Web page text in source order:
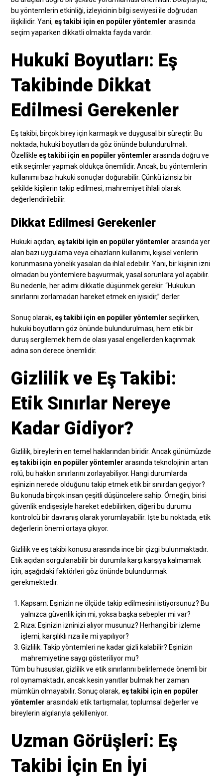
bu yöntemlerin etkinliği, izleyicinin bilgi seviyesi ile doğrudan
ilişkilidir. Yani, eş takibi için en popüler yöntemler arasında
seçim yaparken dikkatli olmakta fayda vardır.
Hukuki Boyutları: Eş
Takibinde Dikkat
Edilmesi Gerekenler
Eş takibi, birçok birey için karmaşık ve duygusal bir süreçtir. Bu
noktada, hukuki boyutları da göz önünde bulundurulmalı.
Özellikle eş takibi için en popüler yöntemler arasında doğru ve
etik seçimler yapmak oldukça önemlidir. Ancak, bu yöntemlerin
kullanımı bazı hukuki sonuçlar doğurabilir. Çünkü izinsiz bir
şekilde kişilerin takip edilmesi, mahremiyet ihlali olarak
değerlendirilebilir.
Dikkat Edilmesi Gerekenler
Hukuki açıdan, eş takibi için en popüler yöntemler arasında yer
alan bazı uygulama veya cihazların kullanımı, kişisel verilerin
korunmasına yönelik yasaları da ihlal edebilir. Yani, bir kişinin izni
olmadan bu yöntemlere başvurmak, yasal sorunlara yol açabilir.
Bu nedenle, her adımı dikkatle düşünmek gerekir. “Hukukun
sınırlarını zorlamadan hareket etmek en iyisidir,” derler.
Sonuç olarak, eş takibi için en popüler yöntemler seçilirken,
hukuki boyutların göz önünde bulundurulması, hem etik bir
duruş sergilemek hem de olası yasal engellerden kaçınmak
adına son derece önemlidir.
Gizlilik ve Eş Takibi:
Etik Sınırlar Nereye
Kadar Gidiyor?
Gizlilik, bireylerin en temel haklarından biridir. Ancak günümüzde
eş takibi için en popüler yöntemler arasında teknolojinin artan
rolü, bu hakkın sınırlarını zorlayabiliyor. Hangi durumlarda
eşinizin nerede olduğunu takip etmek etik bir sınırdan geçiyor?
Bu konuda birçok insan çeşitli düşüncelere sahip. Örneğin, birisi
güvenlik endişesiyle hareket edebilirken, diğeri bu durumu
kontrolcü bir davranış olarak yorumlayabilir. İşte bu noktada, etik
değerlerin önemi ortaya çıkıyor.
Gizlilik ve eş takibi konusu arasında ince bir çizgi bulunmaktadır.
Etik açıdan sorgulanabilir bir durumla karşı karşıya kalmamak
için, aşağıdaki faktörleri göz önünde bulundurmak
gerekmektedir:
Kapsam: Eşinizin ne ölçüde takip edilmesini istiyorsunuz? Bu
yalnızca güvenlik için mi, yoksa başka sebepler mi var?
Rıza: Eşinizin izninizi alıyor musunuz? Herhangi bir izleme
işlemi, karşılıklı rıza ile mi yapılıyor?
Gizlilik: Takip yöntemleri ne kadar gizli kalabilir? Eşinizin
mahremiyetine saygı gösteriliyor mu?
Tüm bu hususlar, gizlilik ve etik sınırlarını belirlemede önemli bir
rol oynamaktadır, ancak kesin yanıtlar bulmak her zaman
mümkün olmayabilir. Sonuç olarak, eş takibi için en popüler
yöntemler arasındaki etik tartışmalar, toplumsal değerler ve
bireylerin algılarıyla şekilleniyor.
Uzman Görüşleri: Eş
Takibi İçin En İyi